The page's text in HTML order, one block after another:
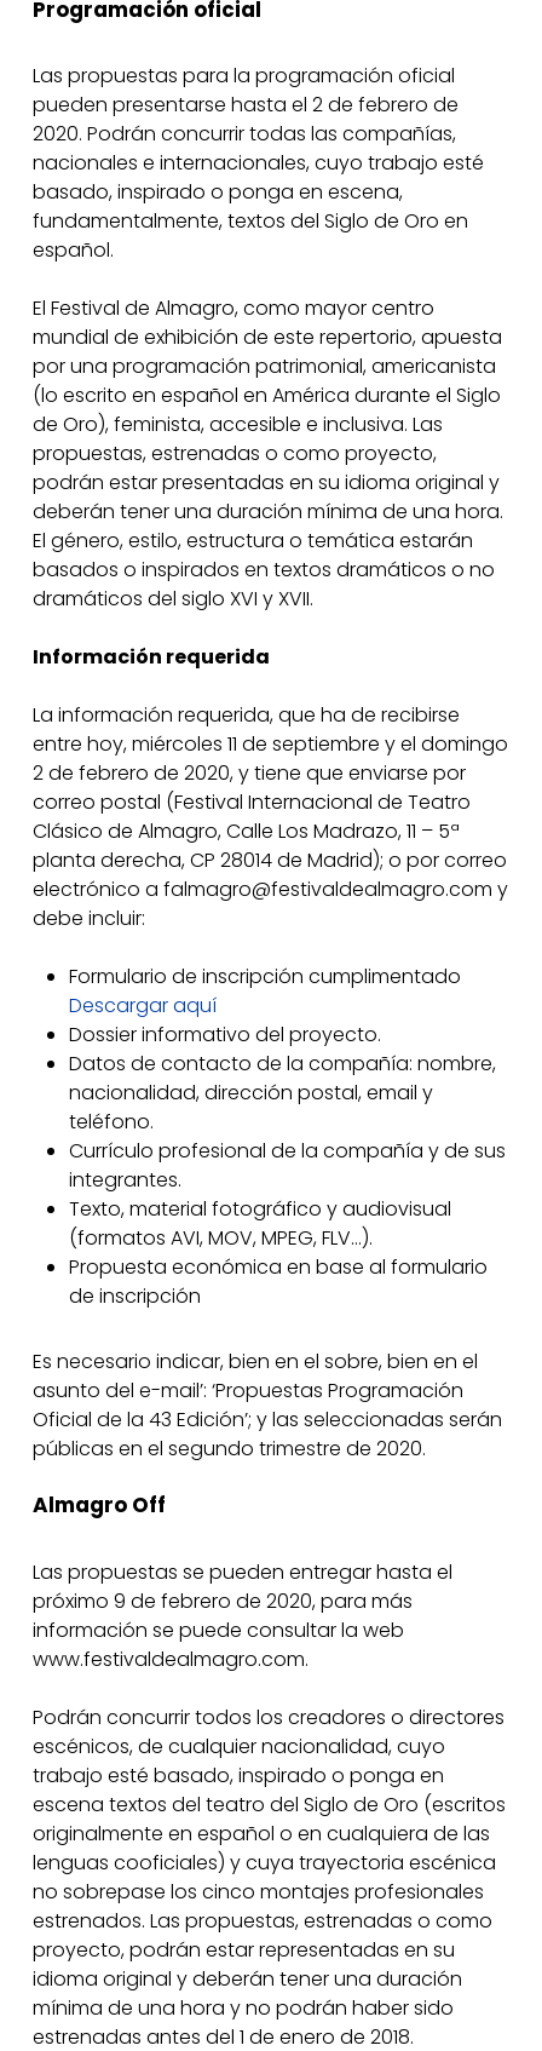
Programación oficial
Las propuestas para la programación oficial
pueden presentarse hasta el 2 de febrero de
2020. Podrán concurrir todas las compañías,
nacionales e internacionales, cuyo trabajo esté
basado, inspirado o ponga en escena,
fundamentalmente, textos del Siglo de Oro en
español.
El Festival de Almagro, como mayor centro
mundial de exhibición de este repertorio, apuesta
por una programación patrimonial, americanista
(lo escrito en español en América durante el Siglo
de Oro), feminista, accesible e inclusiva. Las
propuestas, estrenadas o como proyecto,
podrán estar presentadas en su idioma original y
deberán tener una duración mínima de una hora.
El género, estilo, estructura o temática estarán
basados o inspirados en textos dramáticos o no
dramáticos del siglo XVI y XVII.
Información requerida
La información requerida, que ha de recibirse
entre hoy, miércoles 11 de septiembre y el domingo
2 de febrero de 2020, y tiene que enviarse por
correo postal (Festival Internacional de Teatro
Clásico de Almagro, Calle Los Madrazo, 11 – 5ª
planta derecha, CP 28014 de Madrid); o por correo
electrónico a falmagro@festivaldealmagro.com y
debe incluir:
Formulario de inscripción cumplimentado
Descargar aquí
Dossier informativo del proyecto.
Datos de contacto de la compañía: nombre,
nacionalidad, dirección postal, email y
teléfono.
Currículo profesional de la compañía y de sus
integrantes.
Texto, material fotográfico y audiovisual
(formatos AVI, MOV, MPEG, FLV…).
Propuesta económica en base al formulario
de inscripción
Es necesario indicar, bien en el sobre, bien en el
asunto del e-mail’: ‘Propuestas Programación
Oficial de la 43 Edición’; y las seleccionadas serán
públicas en el segundo trimestre de 2020.
Almagro Off
Las propuestas se pueden entregar hasta el
próximo 9 de febrero de 2020, para más
información se puede consultar la web
www.festivaldealmagro.com.
Podrán concurrir todos los creadores o directores
escénicos, de cualquier nacionalidad, cuyo
trabajo esté basado, inspirado o ponga en
escena textos del teatro del Siglo de Oro (escritos
originalmente en español o en cualquiera de las
lenguas cooficiales) y cuya trayectoria escénica
no sobrepase los cinco montajes profesionales
estrenados. Las propuestas, estrenadas o como
proyecto, podrán estar representadas en su
idioma original y deberán tener una duración
mínima de una hora y no podrán haber sido
estrenadas antes del 1 de enero de 2018.